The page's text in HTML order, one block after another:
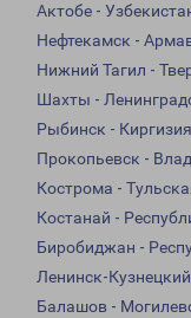
Актобе -
Нефтекамск -
Нижний Тагил -
Шахты -
Рыбинск - Киргизия
Прокопьевск -
Кострома -
Костанай -
Биробиджан -
Ленинск-
Балашов -